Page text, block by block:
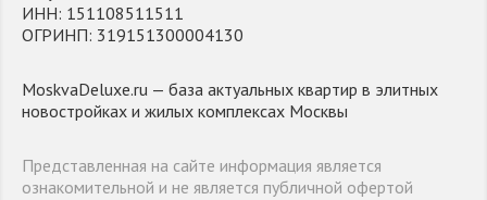
ИНН: 151108511511
ОГРИНП: 319151300004130
MoskvaDeluxe.ru — база актуальных квартир в элитных
новостройках и жилых комплексах Москвы
Представленная на сайте информация является
ознакомительной и не является публичной офертой